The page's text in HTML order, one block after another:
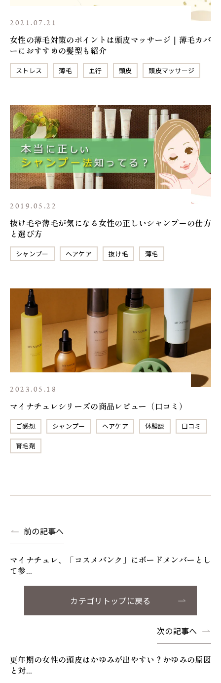
2021.07.21
女性の薄毛対策のポイントは頭皮マッサージ｜薄毛カバ
ーにおすすめの髪型も紹介
ストレス 薄毛 血行 頭皮 頭皮マッサージ
2019.05.22
抜け毛や薄毛が気になる女性の正しいシャンプーの仕方
と選び方
シャンプー ヘアケア 抜け毛 薄毛
2023.05.18
マイナチュレシリーズの商品レビュー（口コミ）
ご感想 シャンプー ヘアケア 体験談 口コミ
育毛剤
前の記事へ
マイナチュレ、「コスメバンク」にボードメンバーとし
て参...
カテゴリトップに戻る
次の記事へ
更年期の女性の頭皮はかゆみが出やすい？かゆみの原因
と対...